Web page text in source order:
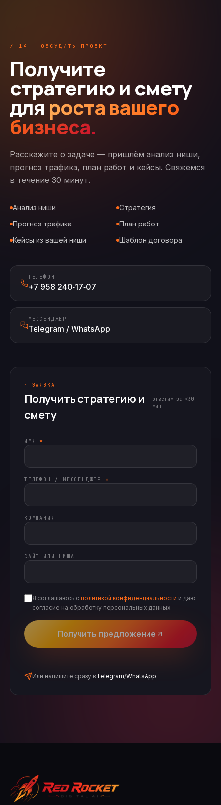
/ 14 — ОБСУДИТЬ ПРОЕКТ
Получите
стратегию и смету
для роста вашего
бизнеса.
Расскажите о задаче — пришлём анализ ниши,
прогноз трафика, план работ и кейсы. Свяжемся
в течение 30 минут.
Анализ ниши
Стратегия
Прогноз трафика
План работ
Кейсы из вашей ниши
Шаблон договора
ТЕЛЕФОН
+7 958 240‑17‑07
МЕССЕНДЖЕР
Telegram / WhatsApp
· ЗАЯВКА
Получить стратегию и
смету
ответим за <30
мин
ИМЯ *
ТЕЛЕФОН / МЕССЕНДЖЕР *
КОМПАНИЯ
САЙТ ИЛИ НИША
Я соглашаюсь с политикой конфиденциальности и даю
согласие на обработку персональных данных
Получить предложение
Или напишите сразу вTelegram/WhatsApp